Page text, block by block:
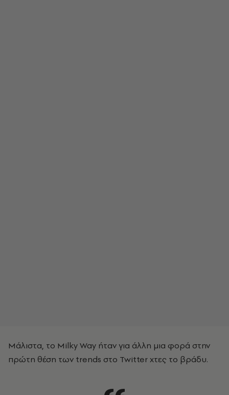
Mάλιστα, το Milky Way ήταν για άλλη μια φορά στην
πρώτη θέση των trends στο Twitter χτες το βράδυ.